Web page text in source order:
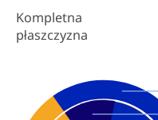
Kompletna
płaszczyzna